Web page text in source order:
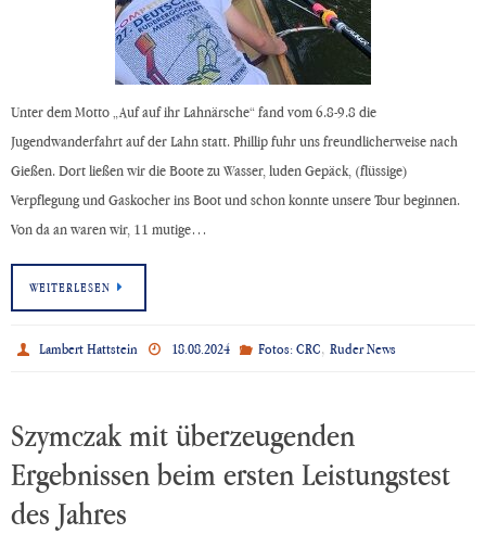
Unter dem Motto „Auf auf ihr Lahnärsche“ fand vom 6.8-9.8 die
Jugendwanderfahrt auf der Lahn statt. Phillip fuhr uns freundlicherweise nach
Gießen. Dort ließen wir die Boote zu Wasser, luden Gepäck, (flüssige)
Verpflegung und Gaskocher ins Boot und schon konnte unsere Tour beginnen.
Von da an waren wir, 11 mutige…
WEITERLESEN
Lambert Hattstein 18.08.2024 Fotos: CRC, Ruder News
Szymczak mit überzeugenden
Ergebnissen beim ersten Leistungstest
des Jahres